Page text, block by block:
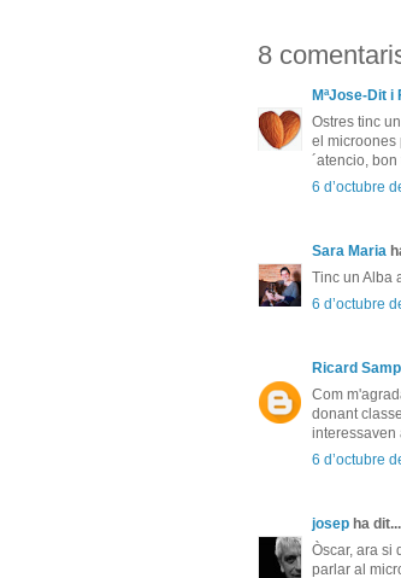
8
MªJose-Dit i
Ostres tinc
el microones
´atencio,
6 d’octubre
Sara Maria
Tinc un Alba
6 d’octubre
Ricard
Com
donant
interessaven
6 d’octubre
josep ha dit...
Òscar, ara si
parlar al